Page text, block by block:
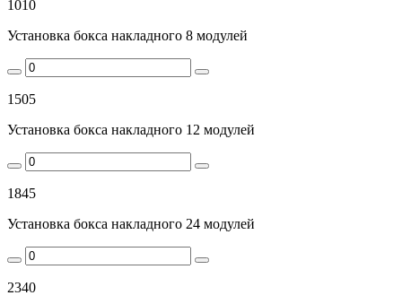
1010
Установка бокса накладного 8 модулей
1505
Установка бокса накладного 12 модулей
1845
Установка бокса накладного 24 модулей
2340